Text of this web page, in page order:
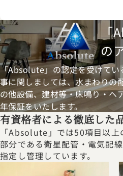
の
「Absolute」の認定を受けてい
事に関し ましては、水まわりの
の他設備、建材等・床鳴り・ヘ
年保証をいたします。
有資格者による徹底した
「Absolute」では50項目以
部分である衛星配管・電気配
指定し管理しています。